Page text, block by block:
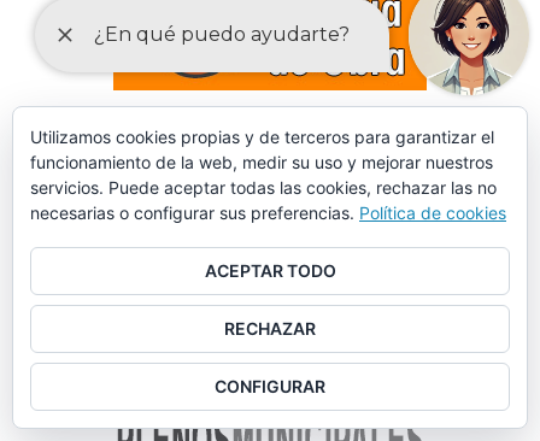
DECLARACIONES RESPONSABLES Y COMUNICACIONES
PREVIAS PARA EL EJERCICIO DE ACTIVIDADES
Utilizamos cookies propias y de terceros para garantizar el
funcionamiento de la web, medir su uso y mejorar nuestros
servicios. Puede aceptar todas las cookies, rechazar las no
necesarias o configurar sus preferencias. Política de cookies
ACEPTAR TODO
RECHAZAR
CONFIGURAR